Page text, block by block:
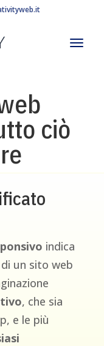
ciò
indica
di un sito web
, che sia
e le più